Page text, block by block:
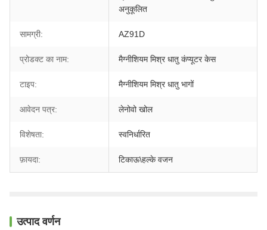
अनुकूलित
सामग्री: AZ91D
प्रोडक्ट का नाम: मैग्नीशियम मिश्र धातु कंप्यूटर केस
टाइप: मैग्नीशियम मिश्र धातु भागों
आवेदन पत्र: लेनोवो खोल
विशेषता: स्वनिर्धारित
फ़ायदा: टिकाऊ\हल्के वजन
उत्पाद वर्णन